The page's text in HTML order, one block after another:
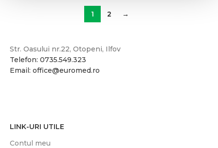
1 2 →
Str. Oasului nr.22, Otopeni, Ilfov
Telefon: 0735.549.323
Email: office@euromed.ro
LINK-URI UTILE
Contul meu